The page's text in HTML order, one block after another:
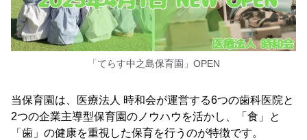
「てらす中之島保育園」OPEN
当保育園は、医療法人 時和会が運営する6つの歯科医院と
2つの企業主導型保育園のノウハウを活かし、「食」と
「歯」の健康を重視した保育を行うのが特徴です。